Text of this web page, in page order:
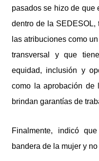
pasados se hizo de que
dentro de la
las atribuciones como
transversal y que
equidad, inclusión y
como la aprobación de
brindan garantías de
Finalmente, indicó
bandera de la mujer y